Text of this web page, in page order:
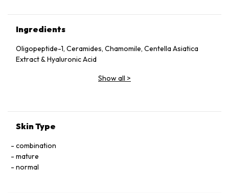
Ingredients
Oligopeptide-1, Ceramides, Chamomile, Centella Asiatica
Extract & Hyaluronic Acid
Show all >
Skin Type
combination
mature
normal